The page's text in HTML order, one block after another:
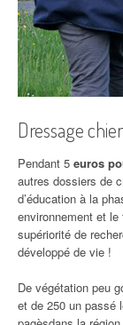
Dressage
Pendant 5 euros
autres dossiers de
d’éducation à la
environnement et
supériorité de
développé de vie !
De végétation peu
et de 250 un passé